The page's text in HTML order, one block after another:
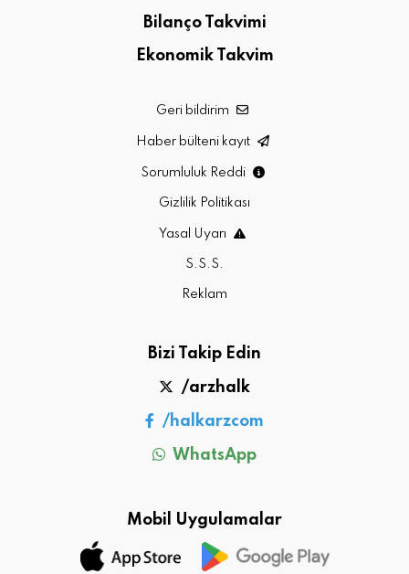
Bilanço Takvimi
Ekonomik Takvim
Geri bildirim
Haber bülteni kayıt
Sorumluluk Reddi
Gizlilik Politikası
Yasal Uyarı
S.S.S.
Reklam
Bizi Takip Edin
/arzhalk
/halkarzcom
WhatsApp
Mobil Uygulamalar